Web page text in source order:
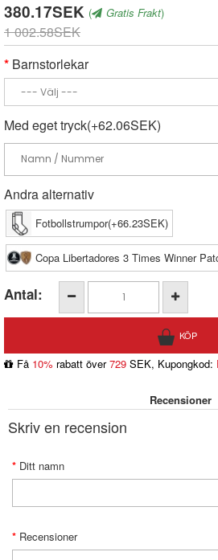
380.17SEK ( Gratis Frakt)
1 002.58SEK
Barnstorlekar
Med eget tryck(+62.06SEK)
Andra alternativ
Fotbollstrumpor(+66.23SEK)
Copa Libertadores 3 Times Winner
Antal:
Få 10% rabatt över729 SEK, Kupongkod:
Recensioner
Skriv en recension
Ditt namn
Recensioner